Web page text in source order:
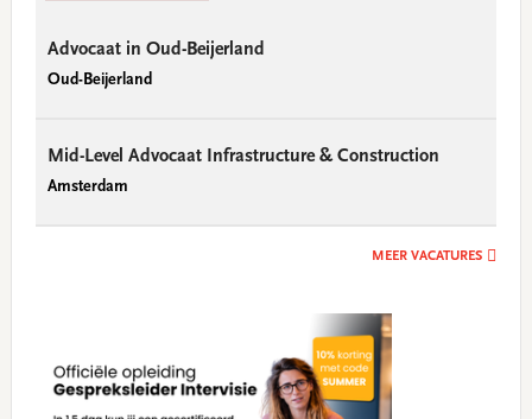
Advocaat in Oud-Beijerland
Oud-Beijerland
Mid-Level Advocaat Infrastructure & Construction
Amsterdam
MEER VACATURES